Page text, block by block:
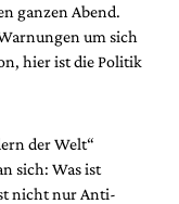
ganzen Abend.
um sich
hier ist die Politik
der Welt“
sich: Was ist
nicht nur Anti-